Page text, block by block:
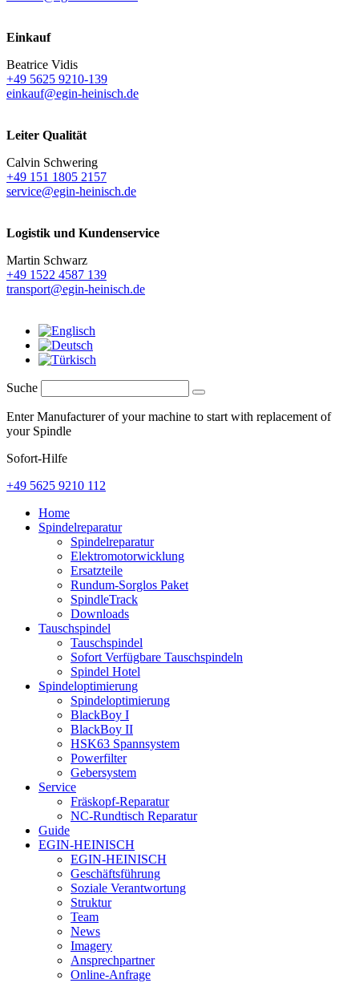
Einkauf
Beatrice Vidis
+49 5625 9210-139
einkauf@egin-heinisch.de
Leiter Qualität
Calvin Schwering
+49 151 1805 2157
service@egin-heinisch.de
Logistik und Kundenservice
Martin Schwarz
+49 1522 4587 139
transport@egin-heinisch.de
Suche
Enter Manufacturer of your machine to start with replacement of
your Spindle
Sofort-Hilfe
+49 5625 9210 112
Home
Spindelreparatur
Spindelreparatur
Elektromotorwicklung
Ersatzteile
Rundum-Sorglos Paket
SpindleTrack
Downloads
Tauschspindel
Tauschspindel
Sofort Verfügbare Tauschspindeln
Spindel Hotel
Spindeloptimierung
Spindeloptimierung
BlackBoy I
BlackBoy II
HSK63 Spannsystem
Powerfilter
Gebersystem
Service
Fräskopf-Reparatur
NC-Rundtisch Reparatur
Guide
EGIN-HEINISCH
EGIN-HEINISCH
Geschäftsführung
Soziale Verantwortung
Struktur
Team
News
Imagery
Ansprechpartner
Online-Anfrage